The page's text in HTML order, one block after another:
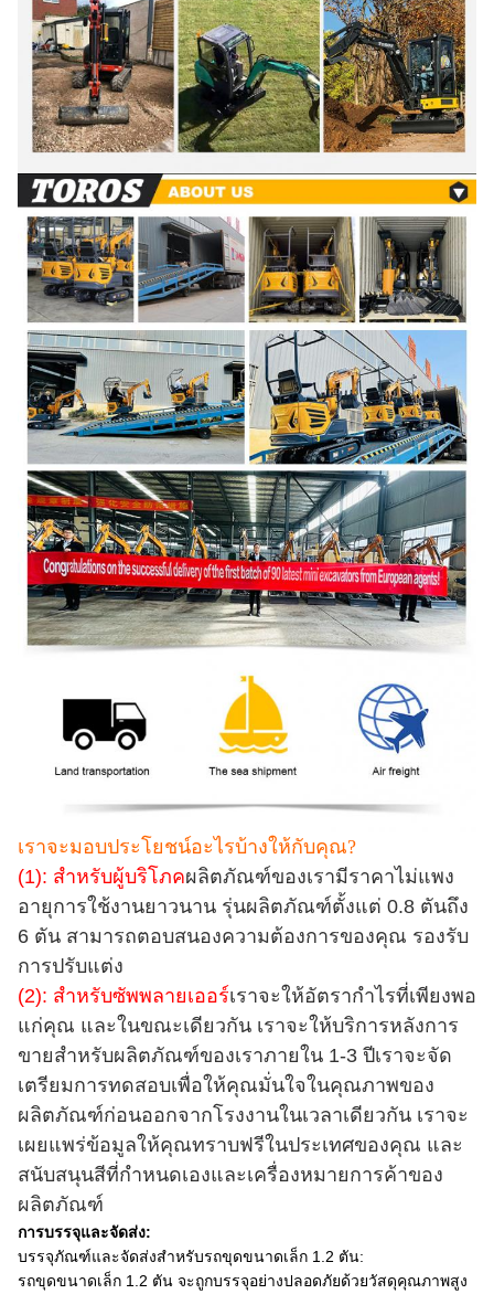
เราจะมอบประโยชน์อะไรบ้างให้กับคุณ?
(1): สำหรับผู้บริโภคผลิตภัณฑ์ของเรามีราคาไม่แพง
อายุการใช้งานยาวนาน รุ่นผลิตภัณฑ์ตั้งแต่ 0.8 ตันถึง
6 ตัน สามารถตอบสนองความต้องการของคุณ รองรับ
การปรับแต่ง
(2): สำหรับซัพพลายเออร์เราจะให้อัตรากำไรที่เพียงพอ
แก่คุณ และในขณะเดียวกัน เราจะให้บริการหลังการ
ขายสำหรับผลิตภัณฑ์ของเราภายใน 1-3 ปีเราจะจัด
เตรียมการทดสอบเพื่อให้คุณมั่นใจในคุณภาพของ
ผลิตภัณฑ์ก่อนออกจากโรงงานในเวลาเดียวกัน เราจะ
เผยแพร่ข้อมูลให้คุณทราบฟรีในประเทศของคุณ และ
สนับสนุนสีที่กำหนดเองและเครื่องหมายการค้าของ
ผลิตภัณฑ์
การบรรจุและจัดส่ง:
บรรจุภัณฑ์และจัดส่งสำหรับรถขุดขนาดเล็ก 1.2 ตัน:
รถขุดขนาดเล็ก 1.2 ตัน จะถูกบรรจุอย่างปลอดภัยด้วยวัสดุคุณภาพสูง